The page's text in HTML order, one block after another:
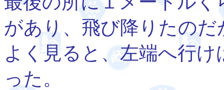
があり、飛び降りたのだ
よく見ると、左端へ行け
った。